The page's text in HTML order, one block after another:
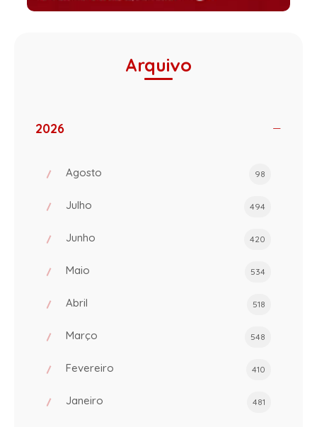
Arquivo
2026
Agosto 98
Julho 494
Junho 420
Maio 534
Abril 518
Março 548
Fevereiro 410
Janeiro 481